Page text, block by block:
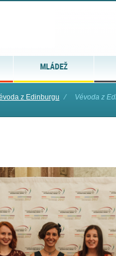
MLÁDEŽ
z Edinburgu ⁄ Vévoda z